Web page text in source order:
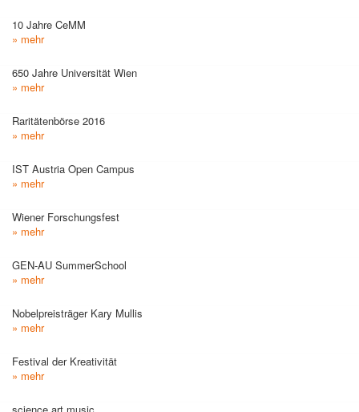
10 Jahre CeMM
» mehr
650 Jahre Universität Wien
» mehr
Raritätenbörse 2016
» mehr
IST Austria Open Campus
» mehr
Wiener Forschungsfest
» mehr
GEN-AU SummerSchool
» mehr
Nobelpreisträger Kary Mullis
» mehr
Festival der Kreativität
» mehr